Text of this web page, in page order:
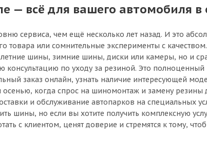
— всё для вашего автомобиля в
сервиса, чем ещё несколько лет назад. И это
товара или сомнительные эксперименты с
шины, зимние шины, диски или камеры, но и
консультацию по уходу за резиной. Это
заказ онлайн, узнать наличие интересующей
когда спрос на шиномонтаж и замену резины
и обслуживание автопарков на специальных
шины, но если вы хотите получить комплексную
с клиентом, ценят доверие и стремятся к тому,